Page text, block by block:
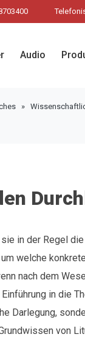
Audio
»
in der Regel
welche
nach dem
in die
Darlegung,
von